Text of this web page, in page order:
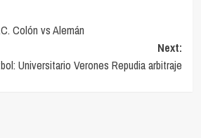
Colón vs Alemán
Next:
Universitario Verones Repudia arbitraje